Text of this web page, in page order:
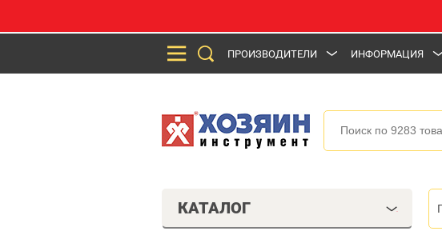
ПРОИЗВОДИТЕЛИ ИНФОРМАЦИЯ
КАТАЛОГ